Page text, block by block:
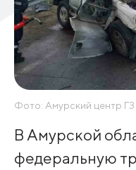
Фото: Амурский центр
В Амурской
федеральную